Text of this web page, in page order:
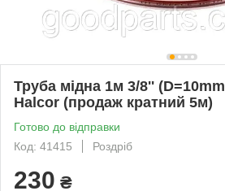
Труба мідна 1м 3/8''
Halcor (продаж кратний 5м)
Готово до відправки
Код: 41415
Роздріб
230 ₴